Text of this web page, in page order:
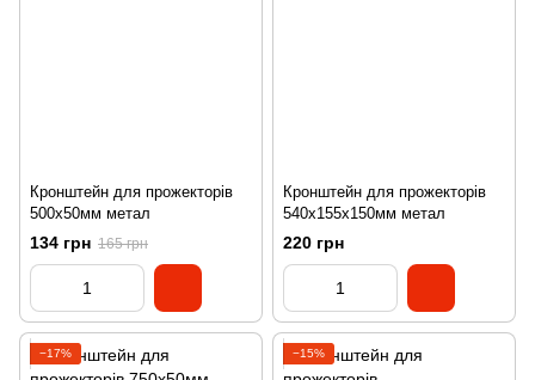
Кронштейн для прожекторів
500х50мм метал
134 грн 165 грн
Кронштейн для прожекторів
540х155х150мм метал
220 грн
−17% −15%